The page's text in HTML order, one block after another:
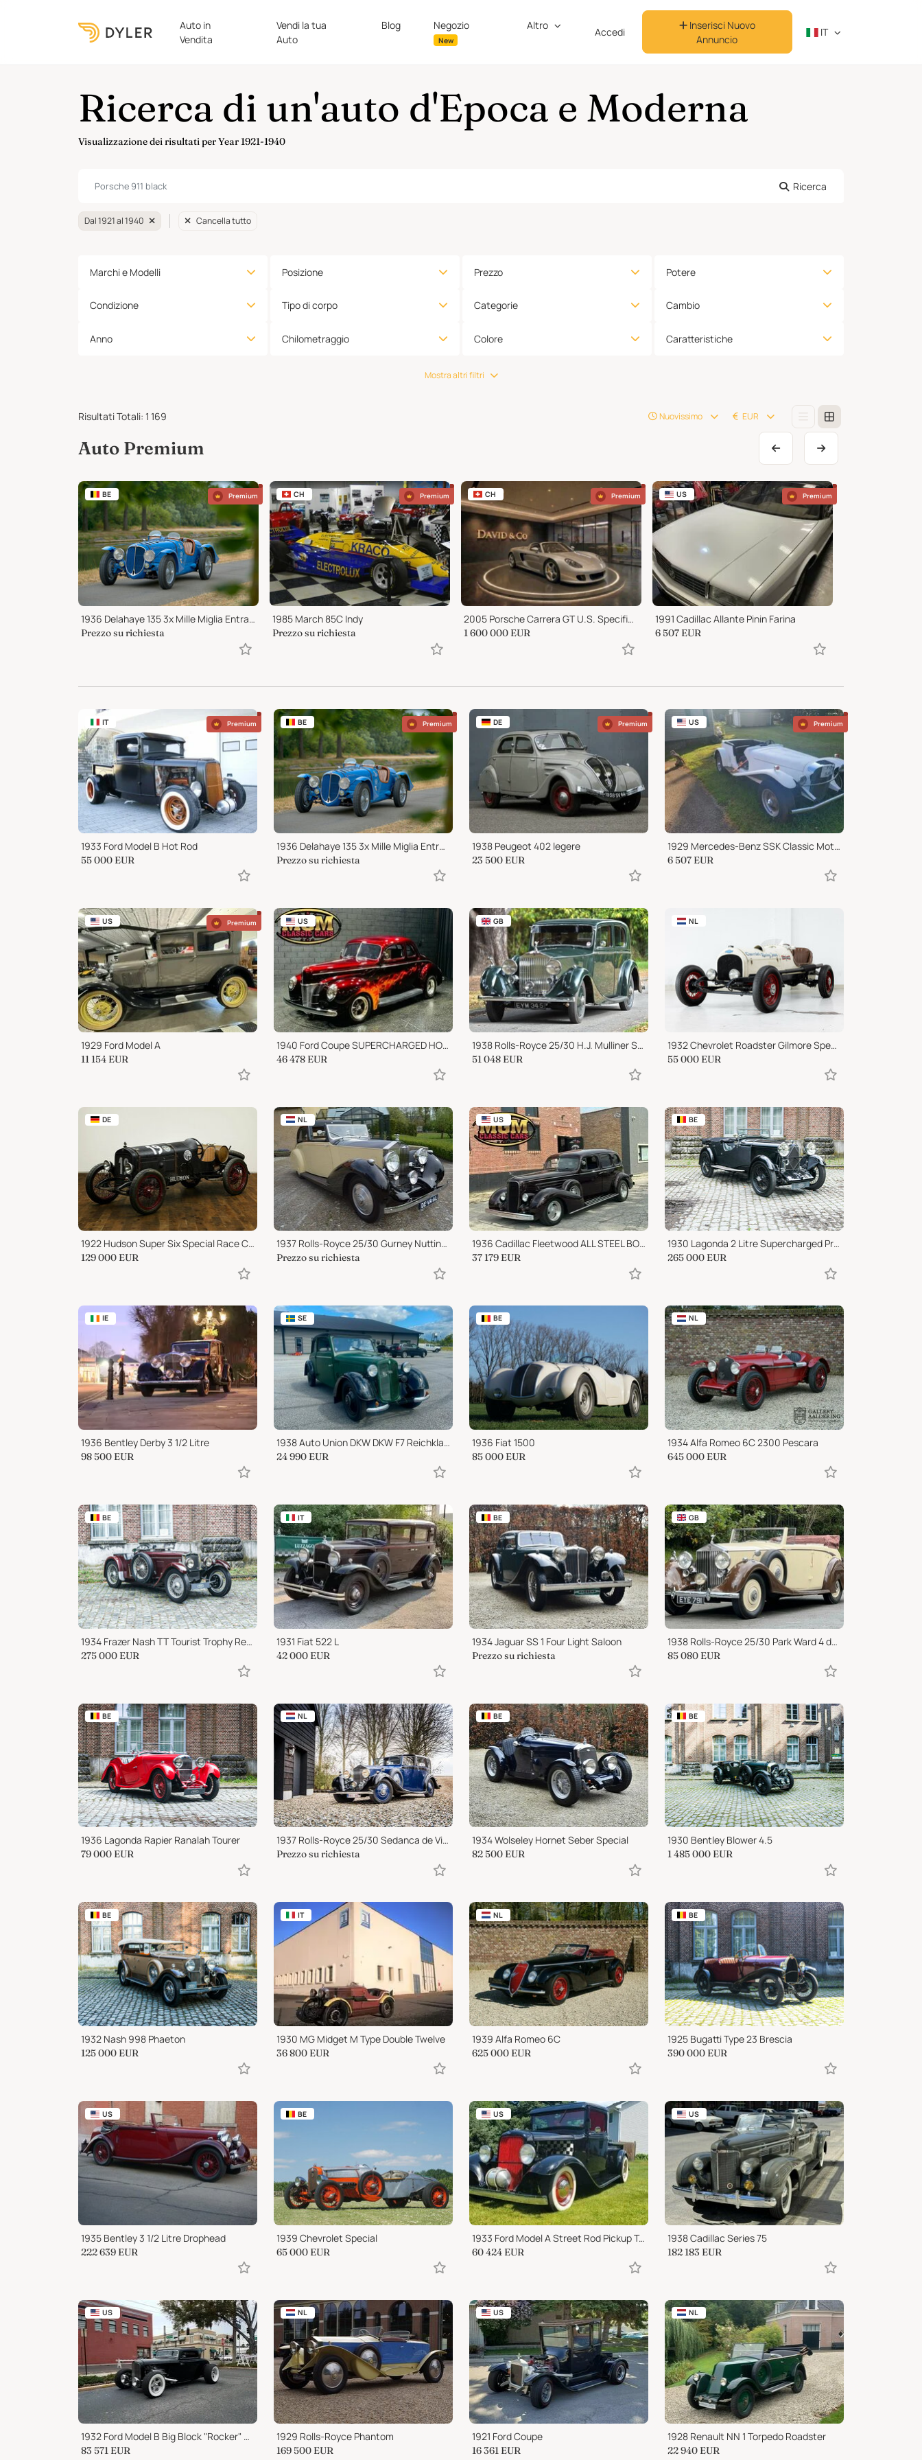
Auto in
Vendita
Vendi la tua
Auto
Blog Negozio
New
Altro
Accedi
Inserisci Nuovo
Annuncio
IT
Ricerca di un'auto d'Epoca e Moderna
Visualizzazione dei risultati per Year 1921-1940
Ricerca
Dal 1921 al 1940 Cancella tutto
Marchi e Modelli
Condizione
Anno
Posizione
Tipo di corpo
Chilometraggio
Prezzo
Categorie
Colore
Potere
Cambio
Caratteristiche
Mostra altri filtri
Risultati Totali: 1 169 Nuovissimo EUR
Auto Premium
BE Premium
1936 Delahaye 135 3x Mille Miglia Entrant and other rallies
Prezzo su richiesta
CH Premium
1985 March 85C Indy
Prezzo su richiesta
CH Premium
2005 Porsche Carrera GT U.S. Specification
1 600 000 EUR
US Premium
1991 Cadillac Allante Pinin Farina
6 507 EUR
IT Premium
1933 Ford Model B Hot Rod
55 000 EUR
BE Premium
1936 Delahaye 135 3x Mille Miglia Entrant and other rallies
Prezzo su richiesta
DE Premium
1938 Peugeot 402 legere
23 500 EUR
US Premium
1929 Mercedes-Benz SSK Classic Motor Coach Gazelle
6 507 EUR
US Premium
1929 Ford Model A
11 154 EUR
US
1940 Ford Coupe SUPERCHARGED HOT ROD PAINT IS INSANE!
46 478 EUR
GB
1938 Rolls-Royce 25/30 H.J. Mulliner Saloon
51 048 EUR
NL
1932 Chevrolet Roadster Gilmore Special - Indy 500
55 000 EUR
DE
1922 Hudson Super Six Special Race Car
129 000 EUR
NL
1937 Rolls-Royce 25/30 Gurney Nutting Sedanca de V.
Prezzo su richiesta
US
1936 Cadillac Fleetwood ALL STEEL BODY Resto Mod 454 big block A/C
37 179 EUR
BE
1930 Lagonda 2 Litre Supercharged Prototype Low Chassis
265 000 EUR
IE
1936 Bentley Derby 3 1/2 Litre
98 500 EUR
SE
1938 Auto Union DKW DKW F7 Reichklasse 4 seater Cabriolet Sedan
24 990 EUR
BE
1936 Fiat 1500
85 000 EUR
NL
1934 Alfa Romeo 6C 2300 Pescara
645 000 EUR
BE
1934 Frazer Nash TT Tourist Trophy Replica
275 000 EUR
IT
1931 Fiat 522 L
42 000 EUR
BE
1934 Jaguar SS 1 Four Light Saloon
Prezzo su richiesta
GB
1938 Rolls-Royce 25/30 Park Ward 4 door Cabriolet GGR54
85 080 EUR
BE
1936 Lagonda Rapier Ranalah Tourer
79 000 EUR
NL
1937 Rolls-Royce 25/30 Sedanca de Ville
Prezzo su richiesta
BE
1934 Wolseley Hornet Seber Special
82 500 EUR
BE
1930 Bentley Blower 4.5
1 485 000 EUR
BE
1932 Nash 998 Phaeton
125 000 EUR
IT
1930 MG Midget M Type Double Twelve
36 800 EUR
NL
1939 Alfa Romeo 6C
625 000 EUR
BE
1925 Bugatti Type 23 Brescia
390 000 EUR
US
1935 Bentley 3 1/2 Litre Drophead
222 639 EUR
BE
1939 Chevrolet Special
65 000 EUR
US
1933 Ford Model A Street Rod Pickup Truck
60 424 EUR
US
1938 Cadillac Series 75
182 183 EUR
US
1932 Ford Model B Big Block "Rocker" Custom
83 571 EUR
NL
1929 Rolls-Royce Phantom
169 500 EUR
US
1921 Ford Coupe
16 361 EUR
NL
1928 Renault NN 1 Torpedo Roadster
22 940 EUR